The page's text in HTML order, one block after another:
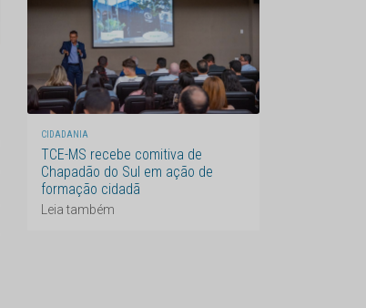
CIDADANIA
TCE-MS recebe comitiva de
Chapadão do Sul em ação de
formação cidadã
Leia também